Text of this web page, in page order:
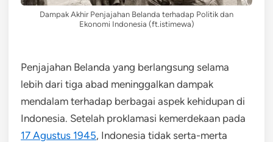
Dampak Akhir Penjajahan Belanda terhadap Politik dan
Ekonomi Indonesia (ft.istimewa)
Penjajahan Belanda yang berlangsung selama
lebih dari tiga abad meninggalkan dampak
mendalam terhadap berbagai aspek kehidupan di
Indonesia. Setelah proklamasi kemerdekaan pada
17 Agustus 1945, Indonesia tidak serta-merta